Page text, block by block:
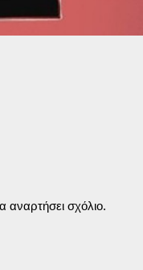
αναρτήσει σχόλιο.